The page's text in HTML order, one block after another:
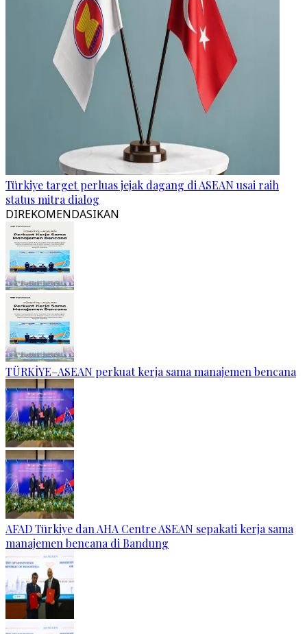
Türkiye target perluas jejak dagang di ASEAN usai raih
status mitra dialog
DIREKOMENDASIKAN
TÜRKİYE–ASEAN perkuat kerja sama manajemen bencana
AFAD Türkiye dan AHA Centre ASEAN sepakati kerja sama
manajemen bencana di Bandung